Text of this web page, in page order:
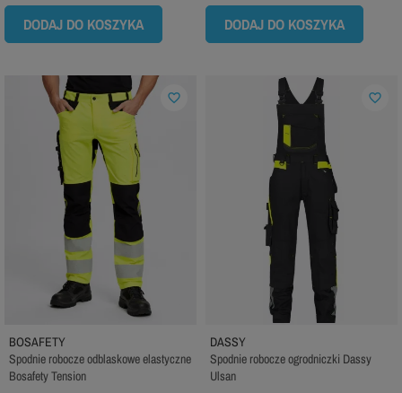
DODAJ DO KOSZYKA DODAJ DO KOSZYKA
BOSAFETY
Spodnie robocze odblaskowe elastyczne
Bosafety Tension
favorite_border
DASSY
Spodnie robocze ogrodniczki Dassy
Ulsan
favorite_border